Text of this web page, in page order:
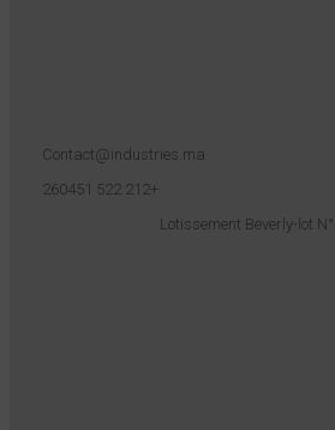
Contact@industries.ma
+212 522 260451
Lotissement Beverly-lot